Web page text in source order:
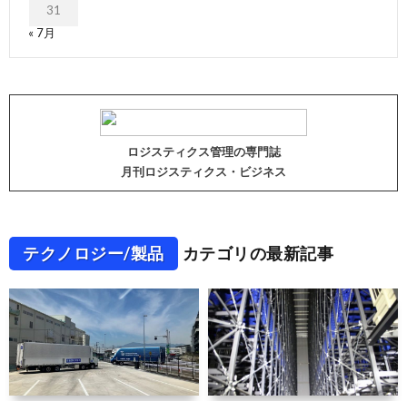
31
« 7月
ロジスティクス管理の専門誌
月刊ロジスティクス・ビジネス
テクノロジー/製品 カテゴリの最新記事